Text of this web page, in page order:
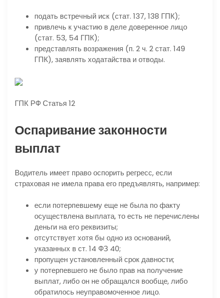
подать встречный иск (стат. 137, 138 ГПК);
привлечь к участию в деле доверенное лицо
(стат. 53, 54 ГПК);
представлять возражения (п. 2 ч. 2 стат. 149
ГПК), заявлять ходатайства и отводы.
ГПК РФ Статья 12
Оспаривание законности
выплат
Водитель имеет право оспорить регресс, если
страховая не имела права его предъявлять, например:
если потерпевшему еще не была по факту
осуществлена выплата, то есть не перечислены
деньги на его реквизиты;
отсутствует хотя бы одно из оснований,
указанных в ст. 14 ФЗ 40;
пропущен установленный срок давности;
у потерпевшего не было прав на получение
выплат, либо он не обращался вообще, либо
обратилось неуправомоченное лицо.